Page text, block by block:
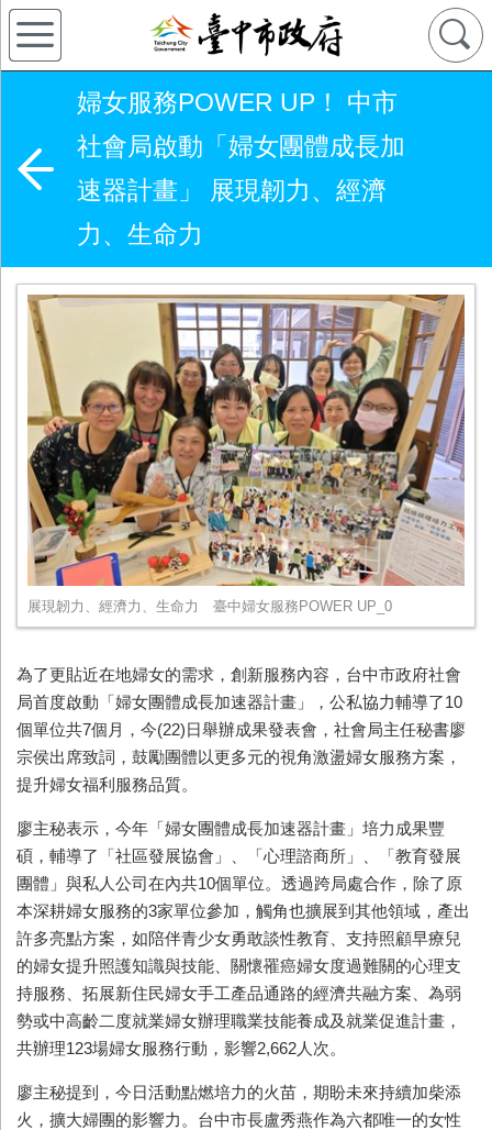
婦女服務POWER UP！ 中市
社會局啟動「婦女團體成長加
速器計畫」 展現韌力、經濟
力、生命力
展現韌力、經濟力、生命力 臺中婦女服務POWER UP_0
為了更貼近在地婦女的需求，創新服務內容，台中市政府社會
局首度啟動「婦女團體成長加速器計畫」，公私協力輔導了10
個單位共7個月，今(22)日舉辦成果發表會，社會局主任秘書廖
宗侯出席致詞，鼓勵團體以更多元的視角激盪婦女服務方案，
提升婦女福利服務品質。
廖主秘表示，今年「婦女團體成長加速器計畫」培力成果豐
碩，輔導了「社區發展協會」、「心理諮商所」、「教育發展
團體」與私人公司在內共10個單位。透過跨局處合作，除了原
本深耕婦女服務的3家單位參加，觸角也擴展到其他領域，產出
許多亮點方案，如陪伴青少女勇敢談性教育、支持照顧早療兒
的婦女提升照護知識與技能、關懷罹癌婦女度過難關的心理支
持服務、拓展新住民婦女手工產品通路的經濟共融方案、為弱
勢或中高齡二度就業婦女辦理職業技能養成及就業促進計畫，
共辦理123場婦女服務行動，影響2,662人次。
廖主秘提到，今日活動點燃培力的火苗，期盼未來持續加柴添
火，擴大婦團的影響力。台中市長盧秀燕作為六都唯一的女性